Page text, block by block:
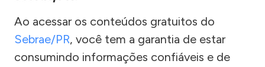
Ao acessar os conteúdos gratuitos do
Sebrae/PR, você tem a garantia de estar
consumindo informações confiáveis e de